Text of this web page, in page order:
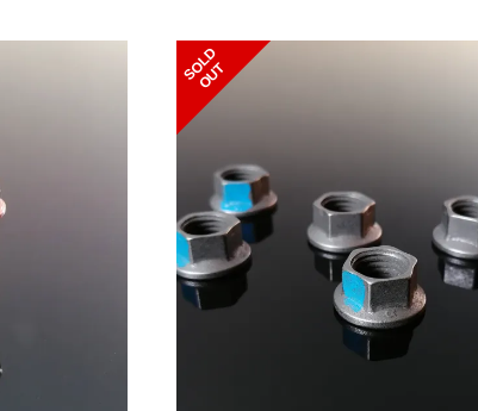
帯:
S
O
L
D
O
U
T